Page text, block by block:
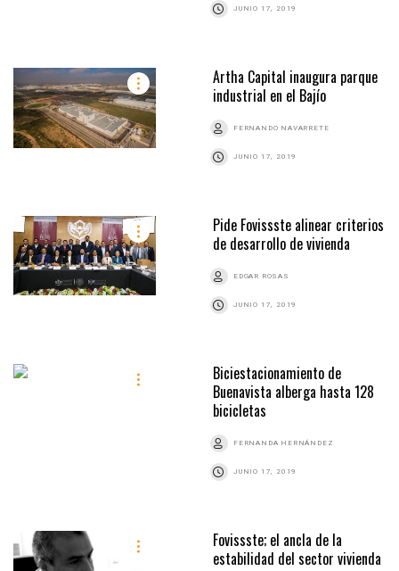
JUNIO 17, 2019
Artha Capital inaugura parque
industrial en el Bajío
FERNANDO NAVARRETE
JUNIO 17, 2019
Pide Fovissste alinear criterios
de desarrollo de vivienda
EDGAR ROSAS
JUNIO 17, 2019
Biciestacionamiento de
Buenavista alberga hasta 128
bicicletas
FERNANDA HERNÁNDEZ
JUNIO 17, 2019
Fovissste; el ancla de la
estabilidad del sector vivienda